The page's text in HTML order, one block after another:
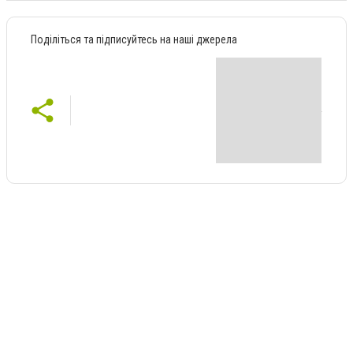
Поділіться та підписуйтесь на наші джерела